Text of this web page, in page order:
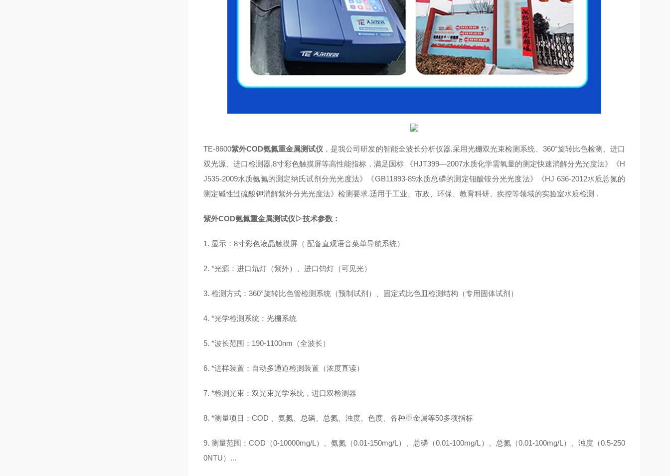
TE-8600紫外COD氨氮重金属测试仪 ，是我公司研发的智能全波长分析仪器.采用光栅双光束检测系统、360°旋转比色检测、进口
双光源、进口检测器,8寸彩色触摸屏等高性能指标，满足国标 《HJT399—2007水质化学需氧量的测定快速消解分光光度法》《H
J535-2009水质氨氮的测定纳氏试剂分光光度法》《GB11893-89水质总磷的测定钼酸铵分光光度法》《HJ 636-2012水质总氮的
测定碱性过硫酸钾消解紫外分光光度法》检测要求.适用于工业、市政、环保、教育科研、疾控等领域的实验室水质检测 .
紫外COD氨氮重金属测试仪▷技术参数：
1. 显示：8寸彩色液晶触摸屏（ 配备直观语音菜单导航系统）
2. *光源：进口氘灯（紫外）、进口钨灯（可见光）
3. 检测方式：360°旋转比色管检测系统（预制试剂）、固定式比色皿检测结构（专用固体试剂）
4. *光学检测系统：光栅系统
5. *波长范围：190-1100nm（全波长）
6. *进样装置：自动多通道检测装置（浓度直读）
7. *检测光束：双光束光学系统，进口双检测器
8. *测量项目：COD 、氨氮、总磷、总氮、浊度、色度、各种重金属等50多项指标
9. 测量范围：COD（0-10000mg/L）、氨氮（0.01-150mg/L）、总磷（0.01-100mg/L）、总氮（0.01-100mg/L）、浊度（0.5-250
0NTU）...